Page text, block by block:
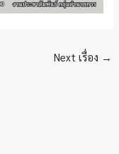
Next เรื่อง →